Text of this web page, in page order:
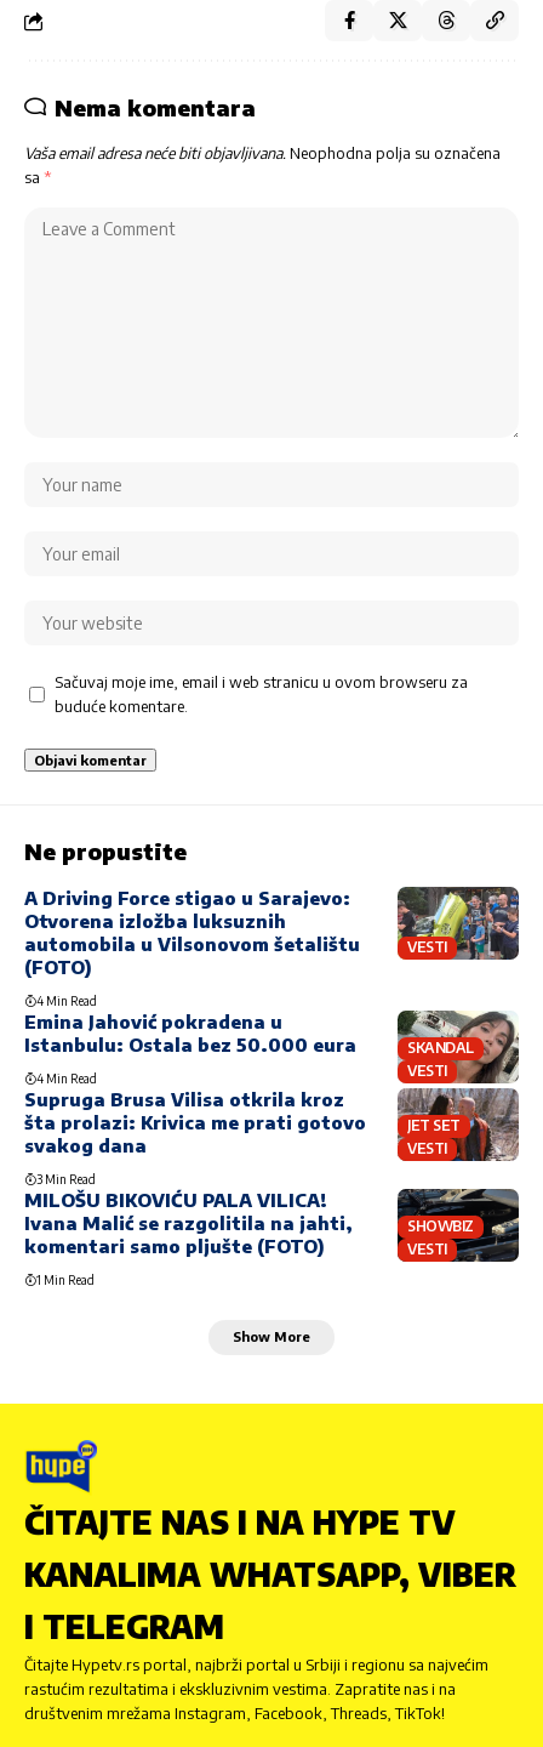
Nema komentara
Vaša email adresa neće biti objavljivana. Neophodna polja su označena
sa *
Sačuvaj moje ime, email i web stranicu u ovom browseru za
buduće komentare.
Ne propustite
VESTI
A Driving Force stigao u Sarajevo:
Otvorena izložba luksuznih
automobila u Vilsonovom šetalištu
(FOTO)
4 Min Read
SKANDAL
VESTI
Emina Jahović pokradena u
Istanbulu: Ostala bez 50.000 eura
4 Min Read
JET SET
VESTI
Supruga Brusa Vilisa otkrila kroz
šta prolazi: Krivica me prati gotovo
svakog dana
3 Min Read
SHOWBIZ
VESTI
MILOŠU BIKOVIĆU PALA VILICA!
Ivana Malić se razgolitila na jahti,
komentari samo pljušte (FOTO)
1 Min Read
Show More
ČITAJTE NAS I NA HYPE TV
KANALIMA WHATSAPP, VIBER
I TELEGRAM
Čitajte Hypetv.rs portal, najbrži portal u Srbiji i regionu sa najvećim
rastućim rezultatima i ekskluzivnim vestima. Zapratite nas i na
društvenim mrežama Instagram, Facebook, Threads, TikTok!